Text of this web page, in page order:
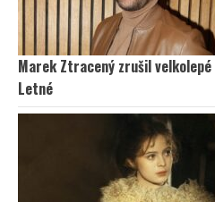
Marek Ztracený zrušil
Letné